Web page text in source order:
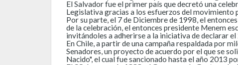
El Salvador fue el primer país que decretó una
Legislativa gracias a los esfuerzos del movimiento
Por su parte, el 7 de Diciembre de 1998, el
de la celebración, el entonces presidente Menem
invitándoles a adherirse a la iniciativa de declarar
En Chile, a partir de una campaña respaldada por
Senadores, un proyecto de acuerdo por el que se
Nacido", el cual fue sancionado hasta el año 2013